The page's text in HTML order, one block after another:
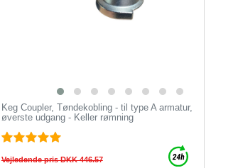
Keg Coupler, Tøndekobling - til type A armatur,
øverste udgang - Keller rømning
Vejledende pris DKK 446.57